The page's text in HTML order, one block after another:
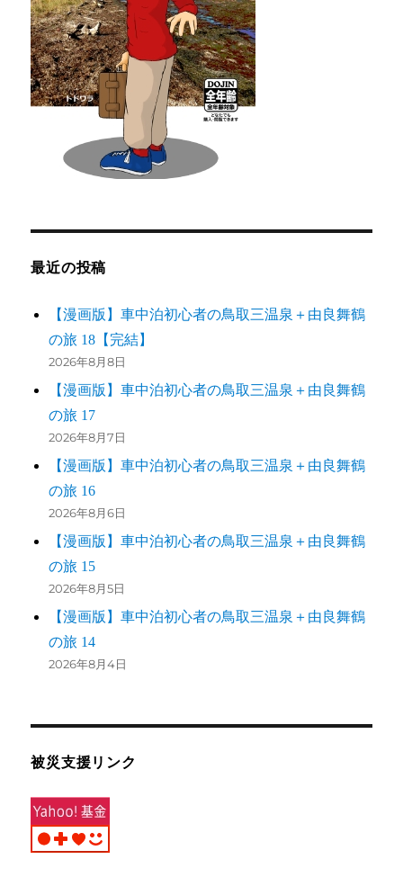
最近の投稿
【漫画版】車中泊初心者の鳥取三温泉＋由良舞鶴
の旅 18【完結】
2026年8月8日
【漫画版】車中泊初心者の鳥取三温泉＋由良舞鶴
の旅 17
2026年8月7日
【漫画版】車中泊初心者の鳥取三温泉＋由良舞鶴
の旅 16
2026年8月6日
【漫画版】車中泊初心者の鳥取三温泉＋由良舞鶴
の旅 15
2026年8月5日
【漫画版】車中泊初心者の鳥取三温泉＋由良舞鶴
の旅 14
2026年8月4日
被災支援リンク